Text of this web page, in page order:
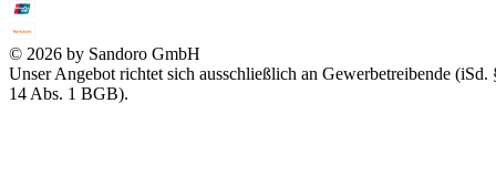
© 2026 by Sandoro GmbH
Unser Angebot richtet sich ausschließlich an Gewerbetreibende (iSd.
14 Abs. 1 BGB).